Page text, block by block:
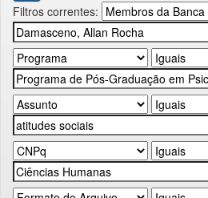
Filtros correntes: